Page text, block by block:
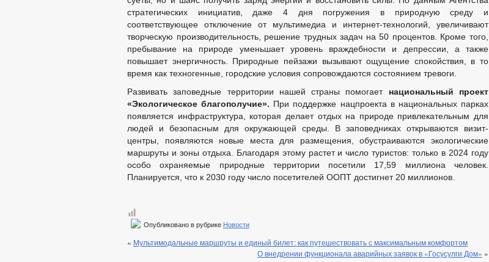
стратегических инициатив, даже 4 дня погружения в природную среду и
соответствующее отключение от мультимедиа и интернет-технологий, увеличивают
творческую производительность, решение трудных задач на 50 процентов. Кроме того,
пребывание на природе уменьшает уровень враждебности и депрессии, а также
повышает энергичность. Природные пейзажи вызывают ощущение спокойствия, в то
время как техногенные, городские условия сопровождаются состоянием тревоги.
Развивать заповедные территории нашей страны помогает национальный проект
«Экологическое благополучие». При поддержке нацпроекта в национальных парках
появляется инфраструктура, которая делает отдых на природе привлекательным для
людей и безопасным для окружающей среды. В заповедниках открываются визит-
центры, появляются новые места для размещения, обустраиваются экологические
маршруты и зоны отдыха. Благодаря этому растет и число туристов: только в 2024 году
особо охраняемые природные территории посетили 17,59 миллиона человек.
Планируется, что к 2030 году число посетителей ООПТ достигнет 20 миллионов.
Опубликовано в рубрике Новости
« Мультимодальные маршруты и единый билет: как путешествовать с максимальным комфортом
О внедрении функционала аварийных заявок в «Госусулги Дом» »